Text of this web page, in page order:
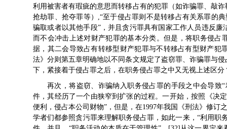
利用被害者有瑕疵的意思而转移占有的犯罪（如诈骗罪、敲
抢劫罪、抢夺罪等）,“至于侵占罪则不是转移占有关系罪的
骗取或者以其他手段”，并且贪污罪具有国家工作人员违反
而不会冲击上述对财产犯罪的基本分类。但是，将职务侵占
据，其二会导致占有转移型财产犯罪与不转移占有型财产
法》分则第五章明确地以不同条文规定了盗窃罪、诈骗罪与
下，紧接着于侵占罪之后，在职务侵占罪之中又无视上述区
再次，将盗窃、诈骗纳入职务侵占罪的手段之中会导致
件，其经历了一个由狭窄到扩张的过程。一开始，按照《决
便利，侵占本公司财物”，但是，在1997年我国《刑法》修订
学者们都参照贪污罪来理解职务侵占罪，如此一来，“利用